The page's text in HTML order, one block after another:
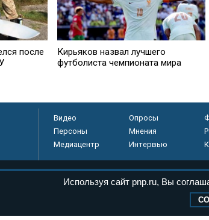
после
Кирьяков назвал лучшего
футболиста чемпионата мира
Видео Опросы
Персоны
Мнения
Медиацентр
Интервью
августа 2011 года. 18+
Используя сайт pnp.ru, Вы